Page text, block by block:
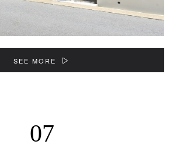
SEE MORE
07